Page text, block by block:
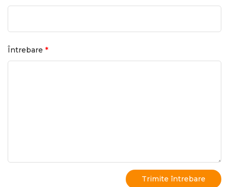
Întrebare *